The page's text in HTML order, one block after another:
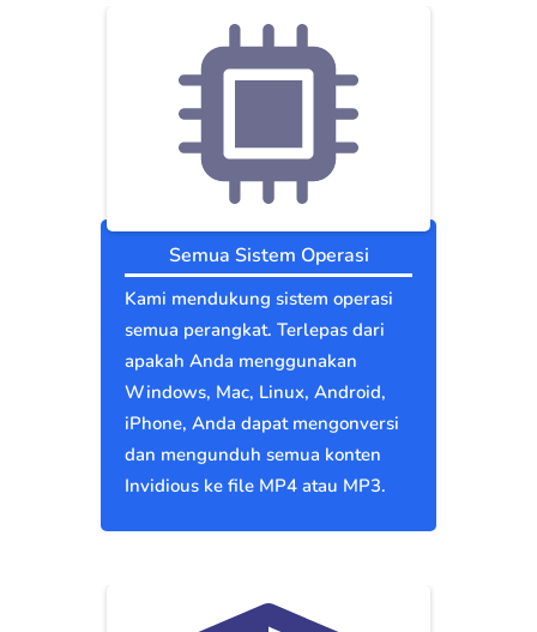
Semua Sistem Operasi
Kami mendukung sistem operasi
semua perangkat. Terlepas dari
apakah Anda menggunakan
Windows, Mac, Linux, Android,
iPhone, Anda dapat mengonversi
dan mengunduh semua konten
Invidious ke file MP4 atau MP3.